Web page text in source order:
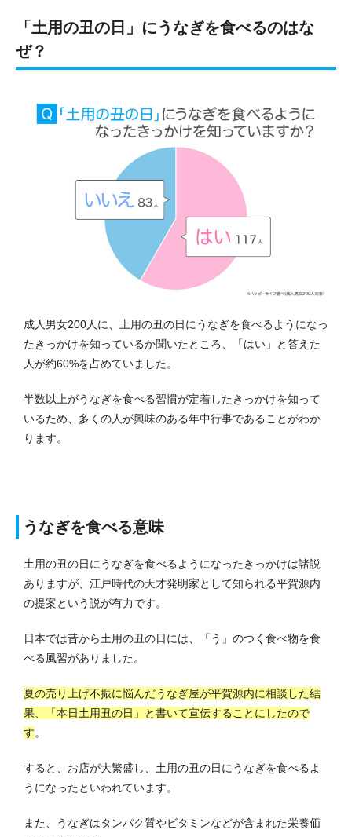
「土用の丑の日」にうなぎを食べるのはな
ぜ？
成人男女200人に、土用の丑の日にうなぎを食べるようになっ
たきっかけを知っているか聞いたところ、「はい」と答えた
人が約60%を占めていました。
半数以上がうなぎを食べる習慣が定着したきっかけを知って
いるため、多くの人が興味のある年中行事であることがわか
ります。
うなぎを食べる意味
土用の丑の日にうなぎを食べるようになったきっかけは諸説
ありますが、江戸時代の天才発明家として知られる平賀源内
の提案という説が有力です。
日本では昔から土用の丑の日には、「う」のつく食べ物を食
べる風習がありました。
夏の売り上げ不振に悩んだうなぎ屋が平賀源内に相談した結
果、「本日土用丑の日」と書いて宣伝することにしたので
す。
すると、お店が大繁盛し、土用の丑の日にうなぎを食べるよ
うになったといわれています。
また、うなぎはタンパク質やビタミンなどが含まれた栄養価